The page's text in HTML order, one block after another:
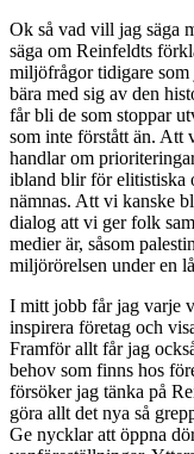
Ok så vad vill jag säga
säga om Reinfeldts
miljöfrågor tidigare som
bära med sig av den
får bli de som stoppar
som inte förstått än. Att
handlar om
ibland blir för elitistiska
nämnas. Att vi kanske
dialog att vi ger folk
medier är, såsom
miljörörelsen under en
I mitt jobb får jag varje
inspirera företag och
Framför allt får jag
behov som finns hos
försöker jag tänka på
göra allt det nya så
Ge nycklar att öppna